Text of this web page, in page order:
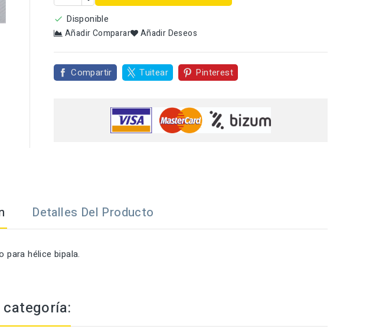
 Disponible
Añadir Comparar Añadir Deseos
Compartir Tuitear Pinterest
Detalles Del Producto
para hélice bipala.